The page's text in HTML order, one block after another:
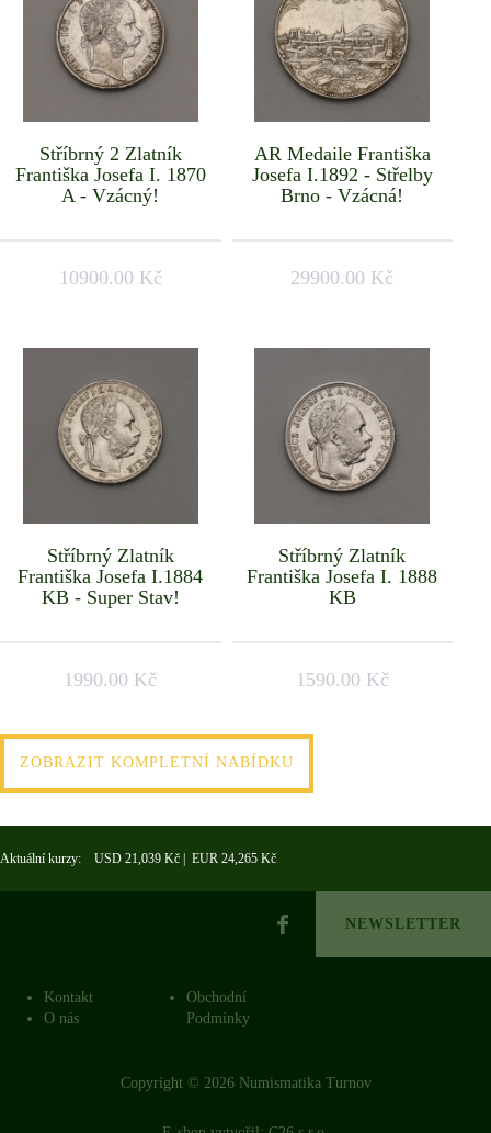
Stříbrný 2 Zlatník
Františka Josefa I. 1870
A - Vzácný!
10900.00 Kč
AR Medaile Františka
Josefa I.1892 - Střelby
Brno - Vzácná!
29900.00 Kč
Stříbrný Zlatník
Františka Josefa I.1884
KB - Super Stav!
1990.00 Kč
Stříbrný Zlatník
Františka Josefa I. 1888
KB
1590.00 Kč
ZOBRAZIT KOMPLETNÍ NABÍDKU
Aktuální kurzy: USD 21,039 Kč | EUR 24,265 Kč
NEWSLETTER
Kontakt
O nás
Obchodní
Podmínky
Copyright © 2026 Numismatika Turnov